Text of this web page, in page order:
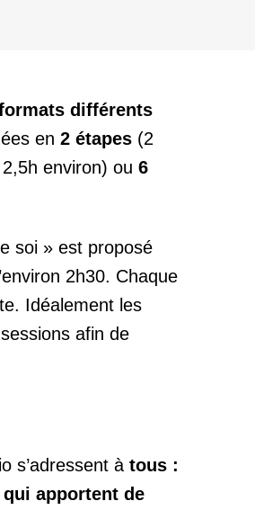
différents
en 2 étapes (2
environ) ou 6
soi » est proposé
2h30. Chaque
Idéalement les
afin de
s’adressent à tous :
apportent de